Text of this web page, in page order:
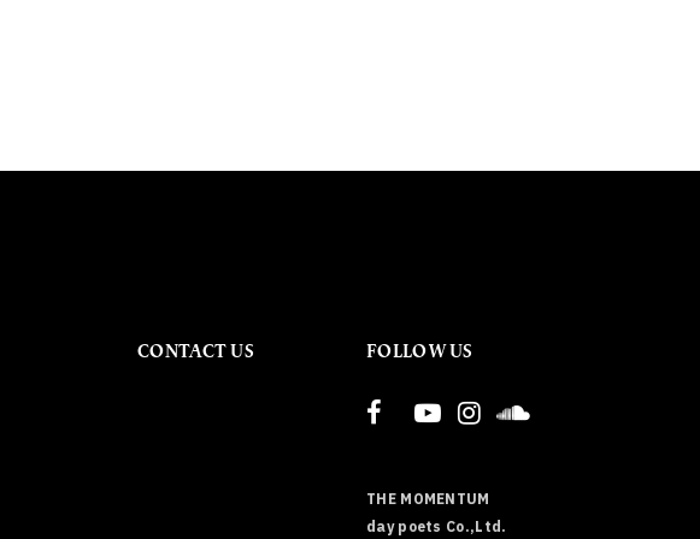
CONTACT US FOLLOW US
THE MOMENTUM
day poets Co.,Ltd.